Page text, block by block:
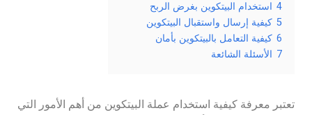
4 استخدام البيتكوين بغرض الربح
5 كيفية إرسال واستقبال البيتكوين
6 كيفية التعامل بالبيتكوين بأمان
7 الأسئلة الشائعة
تعتبر معرفة كيفية استخدام عملة البيتكوين من أهم الأمور التي